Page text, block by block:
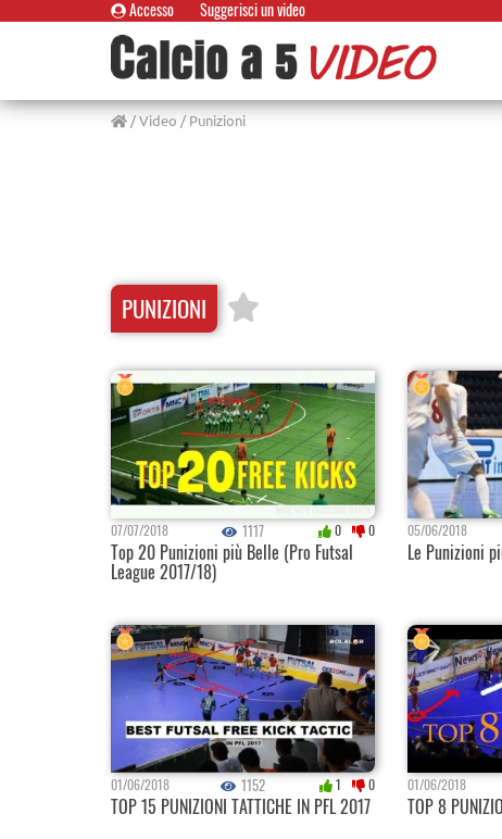
Accesso Suggerisci un video
/Video / Punizioni
PUNIZIONI
07/07/2018 1117 0 0
Top 20 Punizioni più Belle (Pro Futsal
League 2017/18)
05/06/2018
Le Punizioni
01/06/2018 1152 1 0
TOP 15 PUNIZIONI TATTICHE IN PFL 2017
01/06/2018
TOP 8